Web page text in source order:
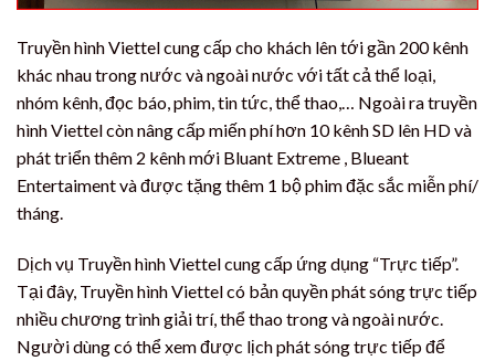
Truyền hình Viettel cung cấp cho khách lên tới gần 200 kênh
khác nhau trong nước và ngoài nước với tất cả thể loại,
nhóm kênh, đọc báo, phim, tin tức, thể thao,… Ngoài ra truyền
hình Viettel còn nâng cấp miến phí hơn 10 kênh SD lên HD và
phát triển thêm 2 kênh mới Bluant Extreme , Blueant
Entertaiment và được tặng thêm 1 bộ phim đặc sắc miễn phí/
tháng.
Dịch vụ Truyền hình Viettel cung cấp ứng dụng “Trực tiếp”.
Tại đây, Truyền hình Viettel có bản quyền phát sóng trực tiếp
nhiều chương trình giải trí, thể thao trong và ngoài nước.
Người dùng có thể xem được lịch phát sóng trực tiếp để